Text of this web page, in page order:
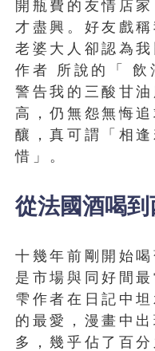
開瓶費的友情店
才盡興。好友戲
老婆大人卻認為
作者 所說的「 飲
警告我的三酸甘
高，仍無怨無悔
釀，真可謂「相
惜」。
從法國酒喝
十幾年前剛開始
是市場與同好間
雫作者在日記中
的最愛，漫畫中
多，幾乎佔了百